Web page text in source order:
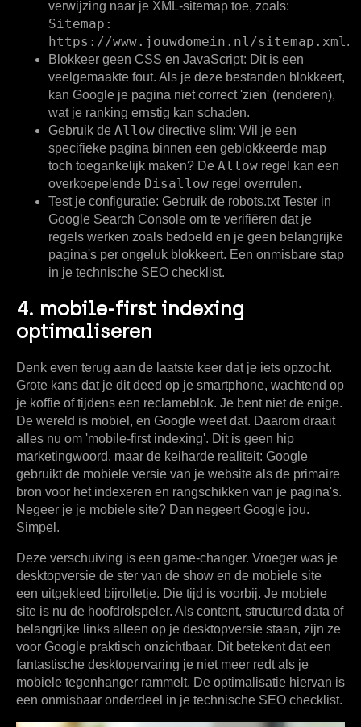
verwijzing naar je XML-sitemap toe, zoals:
Sitemap:
https://www.jouwdomein.nl/sitemap.xml.
Blokkeer geen CSS en JavaScript: Dit is een
veelgemaakte fout. Als je deze bestanden blokkeert,
kan Google je pagina niet correct 'zien' (renderen),
wat je ranking ernstig kan schaden.
Gebruik de Allow directive slim: Wil je een
specifieke pagina binnen een geblokkeerde map
toch toegankelijk maken? De Allow regel kan een
overkoepelende Disallow regel overrulen.
Test je configuratie: Gebruik de robots.txt Tester in
Google Search Console om te verifiëren dat je
regels werken zoals bedoeld en je geen belangrijke
pagina's per ongeluk blokkeert. Een onmisbare stap
in je technische SEO checklist.
4. mobile-first indexing
optimaliseren
Denk even terug aan de laatste keer dat je iets opzocht.
Grote kans dat je dit deed op je smartphone, wachtend op
je koffie of tijdens een reclameblok. Je bent niet de enige.
De wereld is mobiel, en Google weet dat. Daarom draait
alles nu om 'mobile-first indexing'. Dit is geen hip
marketingwoord, maar de keiharde realiteit: Google
gebruikt de mobiele versie van je website als de primaire
bron voor het indexeren en rangschikken van je pagina's.
Negeer je je mobiele site? Dan negeert Google jou.
Simpel.
Deze verschuiving is een game-changer. Vroeger was je
desktopversie de ster van de show en de mobiele site
een uitgekleed bijrolletje. Die tijd is voorbij. Je mobiele
site is nu de hoofdrolspeler. Als content, structured data of
belangrijke links alleen op je desktopversie staan, zijn ze
voor Google praktisch onzichtbaar. Dit betekent dat een
fantastische desktopervaring je niet meer redt als je
mobiele tegenhanger rammelt. De optimalisatie hiervan is
een onmisbaar onderdeel in je technische SEO checklist.